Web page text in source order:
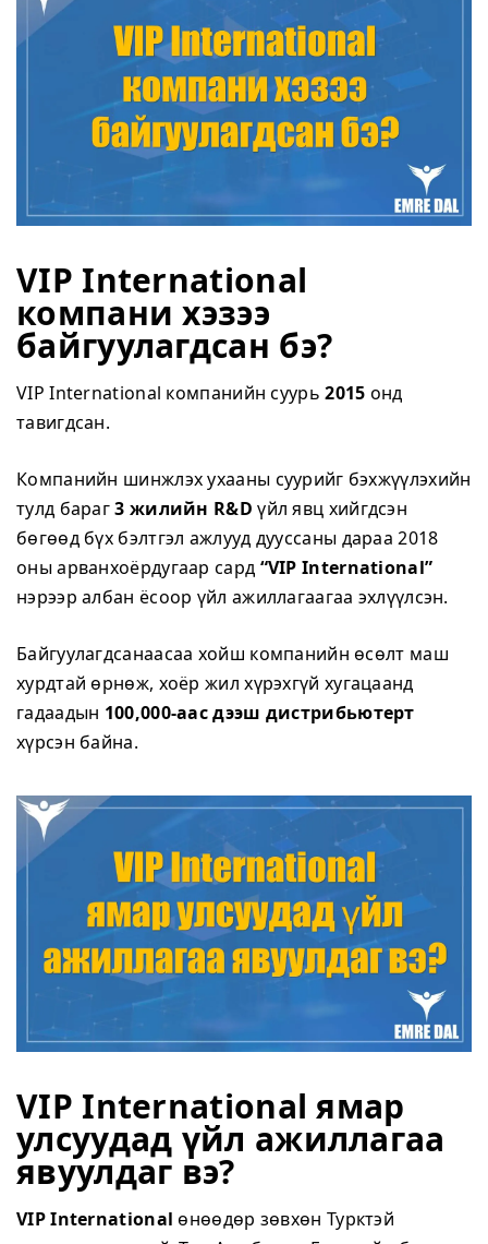
VIP International
компани хэзээ
байгуулагдсан бэ?
VIP International компанийн суурь2015 онд
тавигдсан.
Компанийн шинжлэх ухааны суурийг бэхжүүлэхийн
тулд бараг3 жилийн R&D үйл явц хийгдсэн
бөгөөд бүх бэлтгэл ажлууд дууссаны дараа 2018
оны арванхоёрдугаар сард “VIP International”
нэрээр албан ёсоор үйл ажиллагаагаа эхлүүлсэн.
Байгуулагдсанаасаа хойш компанийн өсөлт маш
хурдтай өрнөж, хоёр жил хүрэхгүй хугацаанд
гадаадын 100,000-аас дээш дистрибьютерт
хүрсэн байна.
VIP International ямар
улсуудад үйл ажиллагаа
явуулдаг вэ?
VIP International өнөөдөр зөвхөн Турктэй